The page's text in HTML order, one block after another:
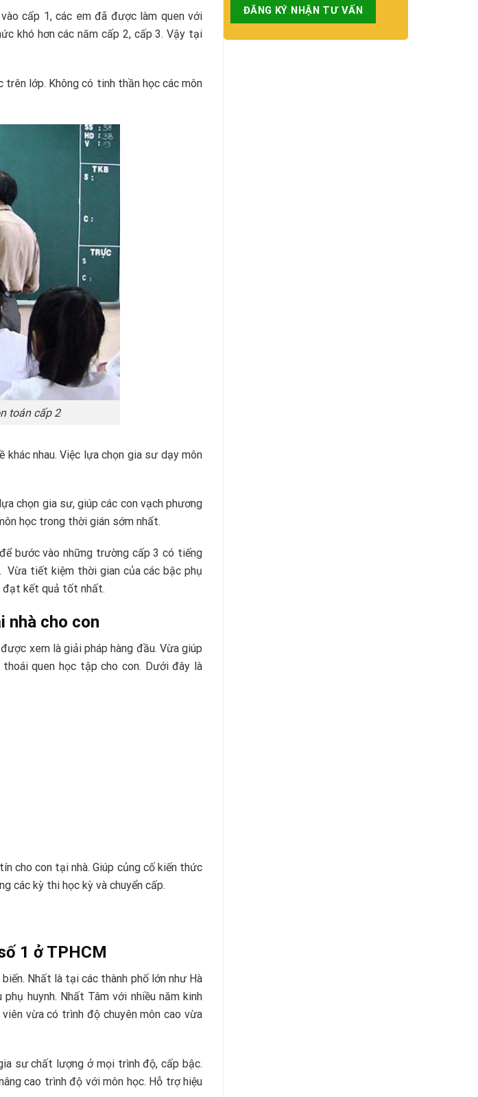
cấp 1, các em đã được làm quen với
khó hơn các năm cấp 2, cấp 3. Vậy tại
trên lớp. Không có tinh thần học các môn
cấp 2
khác nhau. Việc lựa chọn gia sư dạy môn
chọn gia sư, giúp các con vạch phương
học trong thời gián sớm nhất.
bước vào những trường cấp 3 có tiếng
tiết kiệm thời gian của các bậc phụ
đạt kết quả tốt nhất.
nhà cho con
xem là giải pháp hàng đầu. Vừa giúp
quen học tập cho con. Dưới đây là
cho con tại nhà. Giúp củng cố kiến thức
các kỳ thi học kỳ và chuyển cấp.
1 ở TPHCM
Nhất là tại các thành phố lớn như Hà
huynh. Nhất Tâm với nhiều năm kinh
vừa có trình độ chuyên môn cao vừa
sư chất lượng ở mọi trình độ, cấp bậc.
cao trình độ với môn học. Hỗ trợ hiệu